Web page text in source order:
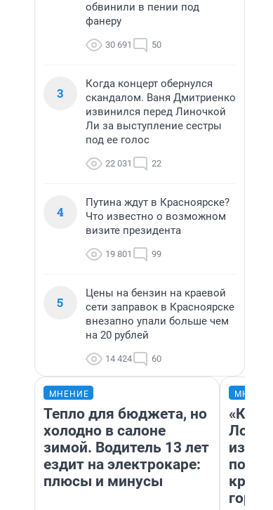
обвинили в пении под
фанеру
30 691 50
3
Когда концерт обернулся
скандалом. Ваня Дмитриенко
извинился перед Линочкой
Ли за выступление сестры
под ее голос
22 031 22
4
Путина ждут в Красноярске?
Что известно о возможном
визите президента
19 801 99
5
Цены на бензин на краевой
сети заправок в Красноярске
внезапно упали больше чем
на 20 рублей
14 424 60
МНЕНИЕ
Тепло для бюджета, но
холодно в салоне
зимой. Водитель 13 лет
ездит на электрокаре:
плюсы и минусы
«Как
из
круче